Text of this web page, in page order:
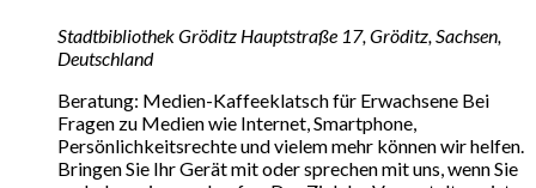
Stadtbibliothek Gröditz Hauptstraße 17, Gröditz, Sachsen,
Deutschland
Beratung: Medien-Kaffeeklatsch für Erwachsene Bei
Fragen zu Medien wie Internet, Smartphone,
Persönlichkeitsrechte und vielem mehr können wir helfen.
Bringen Sie Ihr Gerät mit oder sprechen mit uns, wenn Sie